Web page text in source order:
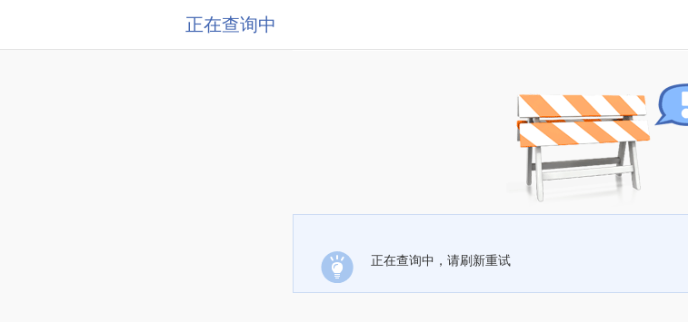
正在查询中
正在查询中，请刷新重试